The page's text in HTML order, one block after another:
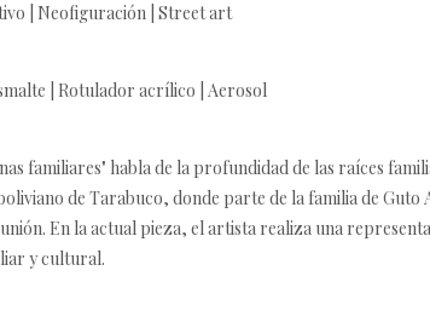
| Neofiguración | Street art
| Rotulador acrílico | Aerosol
familiares" habla de la profundidad de las raíces
de Tarabuco, donde parte de la familia de
En la actual pieza, el artista realiza una
y cultural.